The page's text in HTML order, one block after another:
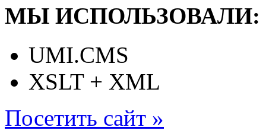
МЫ ИСПОЛЬЗОВАЛИ:
UMI.CMS
XSLT + XML
Посетить сайт »